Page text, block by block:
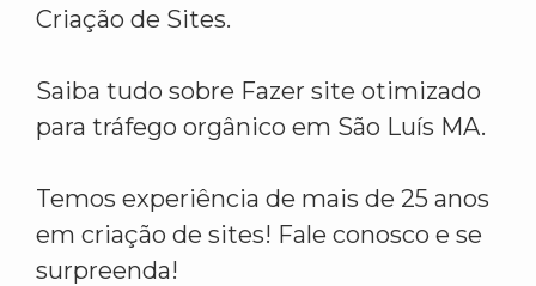
Criação de Sites.
Saiba tudo sobre Fazer site otimizado
para tráfego orgânico em São Luís MA.
Temos experiência de mais de 25 anos
em criação de sites! Fale conosco e se
surpreenda!